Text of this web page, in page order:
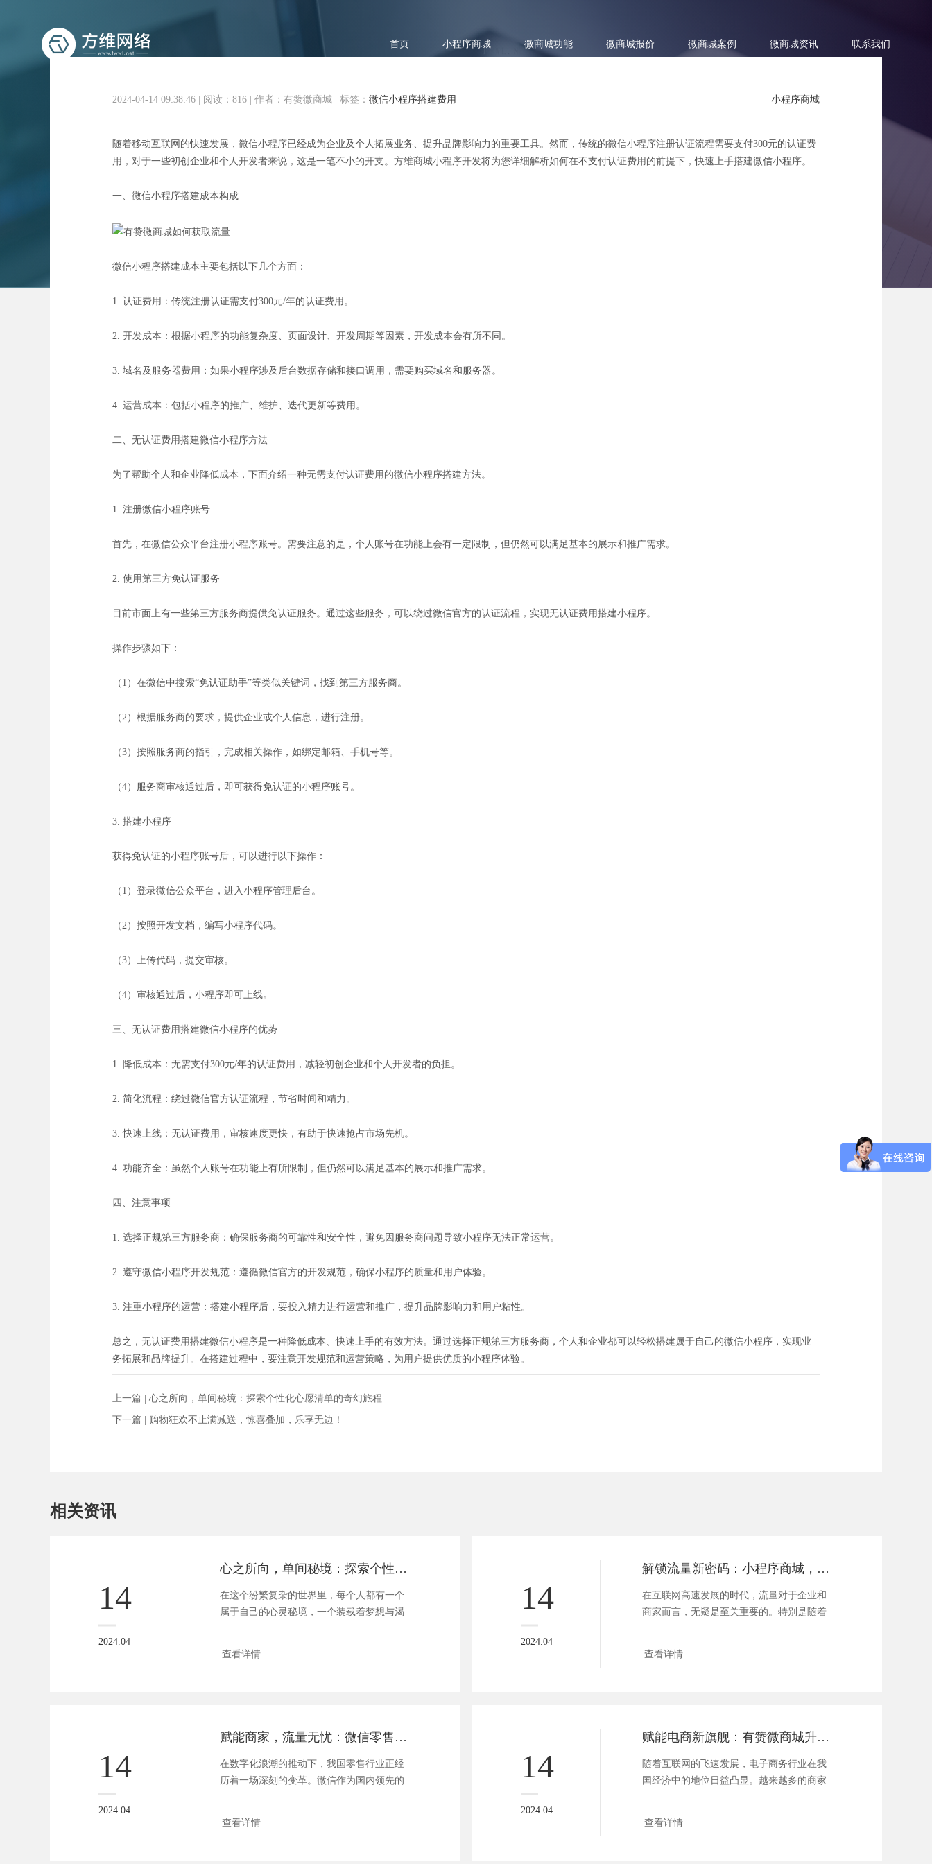
首页 小程序商城 微商城功能 微商城报价 微商城案例 微商城资讯 联系我们
小程序商城
2024-04-14 09:38:46 阅读：816 作者：有赞微商城 标签： 微信小程序搭建费用
随着移动互联网的快速发展，微信小程序已经成为企业及个人拓展业务、提升品牌影响力的重要工具。然而，传统的微信小程序注册认证流程需要支付300元的认证费
用，对于一些初创企业和个人开发者来说，这是一笔不小的开支。方维商城小程序开发将为您详细解析如何在不支付认证费用的前提下，快速上手搭建微信小程序。
一、微信小程序搭建成本构成
微信小程序搭建成本主要包括以下几个方面：
1. 认证费用：传统注册认证需支付300元/年的认证费用。
2. 开发成本：根据小程序的功能复杂度、页面设计、开发周期等因素，开发成本会有所不同。
3. 域名及服务器费用：如果小程序涉及后台数据存储和接口调用，需要购买域名和服务器。
4. 运营成本：包括小程序的推广、维护、迭代更新等费用。
二、无认证费用搭建微信小程序方法
为了帮助个人和企业降低成本，下面介绍一种无需支付认证费用的微信小程序搭建方法。
1. 注册微信小程序账号
首先，在微信公众平台注册小程序账号。需要注意的是，个人账号在功能上会有一定限制，但仍然可以满足基本的展示和推广需求。
2. 使用第三方免认证服务
目前市面上有一些第三方服务商提供免认证服务。通过这些服务，可以绕过微信官方的认证流程，实现无认证费用搭建小程序。
操作步骤如下：
（1）在微信中搜索“免认证助手”等类似关键词，找到第三方服务商。
（2）根据服务商的要求，提供企业或个人信息，进行注册。
（3）按照服务商的指引，完成相关操作，如绑定邮箱、手机号等。
（4）服务商审核通过后，即可获得免认证的小程序账号。
3. 搭建小程序
获得免认证的小程序账号后，可以进行以下操作：
（1）登录微信公众平台，进入小程序管理后台。
（2）按照开发文档，编写小程序代码。
（3）上传代码，提交审核。
（4）审核通过后，小程序即可上线。
三、无认证费用搭建微信小程序的优势
1. 降低成本：无需支付300元/年的认证费用，减轻初创企业和个人开发者的负担。
2. 简化流程：绕过微信官方认证流程，节省时间和精力。
3. 快速上线：无认证费用，审核速度更快，有助于快速抢占市场先机。
4. 功能齐全：虽然个人账号在功能上有所限制，但仍然可以满足基本的展示和推广需求。
四、注意事项
1. 选择正规第三方服务商：确保服务商的可靠性和安全性，避免因服务商问题导致小程序无法正常运营。
2. 遵守微信小程序开发规范：遵循微信官方的开发规范，确保小程序的质量和用户体验。
3. 注重小程序的运营：搭建小程序后，要投入精力进行运营和推广，提升品牌影响力和用户粘性。
总之，无认证费用搭建微信小程序是一种降低成本、快速上手的有效方法。通过选择正规第三方服务商，个人和企业都可以轻松搭建属于自己的微信小程序，实现业
务拓展和品牌提升。在搭建过程中，要注意开发规范和运营策略，为用户提供优质的小程序体验。
上一篇 | 心之所向，单间秘境：探索个性化心愿清单的奇幻旅程
下一篇 | 购物狂欢不止满减送，惊喜叠加，乐享无边！
相关资讯
14
2024.04
心之所向，单间秘境：探索个性化心愿清单的奇幻旅程
在这个纷繁复杂的世界里，每个人都有一个
属于自己的心灵秘境，一个装载着梦想与渴
查看详情
14
2024.04
解锁流量新密码：小程序商城，指尖上的财富新天地
在互联网高速发展的时代，流量对于企业和
商家而言，无疑是至关重要的。特别是随着
查看详情
14
2024.04
赋能商家，流量无忧：微信零售小程序解锁销售新境界
在数字化浪潮的推动下，我国零售行业正经
历着一场深刻的变革。微信作为国内领先的
查看详情
14
2024.04
赋能电商新旗舰：有赞微商城升级版，商家赢销新利器！
随着互联网的飞速发展，电子商务行业在我
国经济中的地位日益凸显。越来越多的商家
查看详情